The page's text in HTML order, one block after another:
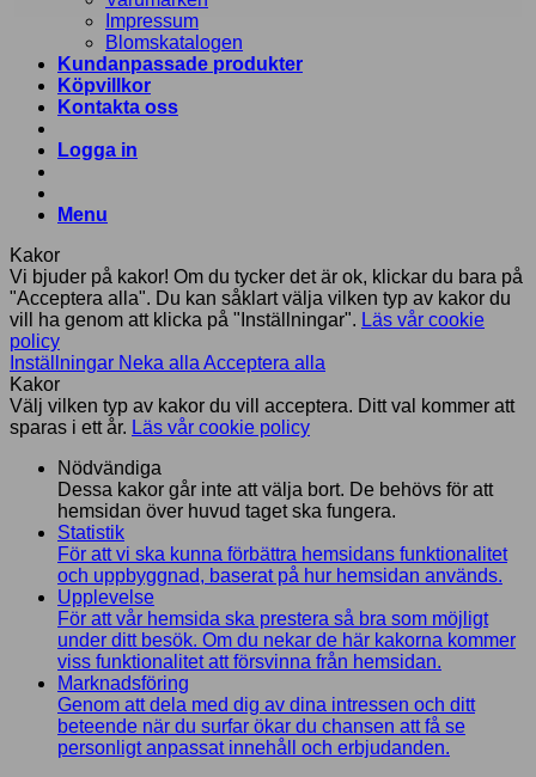
Impressum
Blomskatalogen
Kundanpassade produkter
Köpvillkor
Kontakta oss
Logga in
Menu
Kakor
Vi bjuder på kakor! Om du tycker det är ok, klickar du bara på
"Acceptera alla". Du kan såklart välja vilken typ av kakor du
vill ha genom att klicka på "Inställningar". Läs vår cookie
policy
Inställningar Neka alla Acceptera alla
Kakor
Välj vilken typ av kakor du vill acceptera. Ditt val kommer att
sparas i ett år. Läs vår cookie policy
Nödvändiga
Dessa kakor går inte att välja bort. De behövs för att
hemsidan över huvud taget ska fungera.
Statistik
För att vi ska kunna förbättra hemsidans funktionalitet
och uppbyggnad, baserat på hur hemsidan används.
Upplevelse
För att vår hemsida ska prestera så bra som möjligt
under ditt besök. Om du nekar de här kakorna kommer
viss funktionalitet att försvinna från hemsidan.
Marknadsföring
Genom att dela med dig av dina intressen och ditt
beteende när du surfar ökar du chansen att få se
personligt anpassat innehåll och erbjudanden.